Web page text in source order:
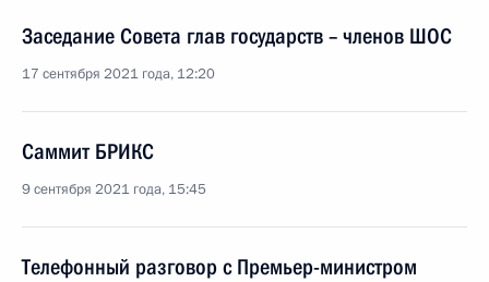
Заседание Совета глав государств – членов ШОС
17 сентября 2021 года, 12:20
Саммит БРИКС
9 сентября 2021 года, 15:45
Телефонный разговор с Премьер-министром